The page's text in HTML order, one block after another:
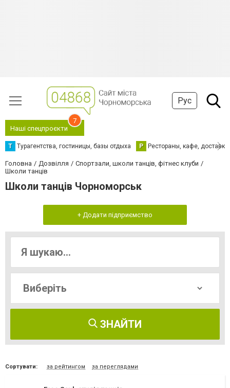
Рус
Наші спецпроєкти
7
Т Турагентства, гостиницы, базы отдыха Р Рестораны, кафе,
Головна Дозвілля
Спортзали, школи танців, фітнес клуби
Школи танців
Школи танців Чорноморськ
+ Додати підприємство
ЗНАЙТИ
Сортувати: за рейтингом за переглядами